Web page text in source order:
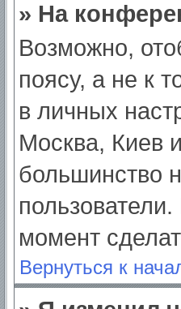
» На
Возможно,
поясу, а не к
в личных
Москва, Киев
большинство
момент
Вернуться к